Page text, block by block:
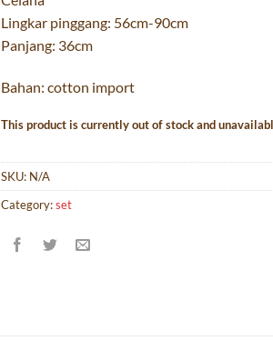
Lingkar pinggang: 56cm-90cm
Panjang: 36cm
Bahan: cotton import
This product is currently out of stock and
SKU: N/A
Category:set